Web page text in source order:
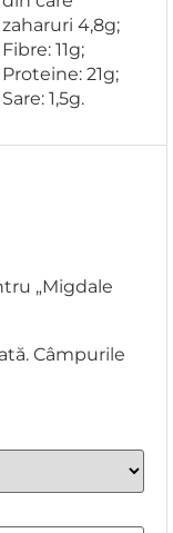
zaharuri 4,8g;
Fibre: 11g;
Proteine: 21g;
Sare: 1,5g.
„Migdale
Câmpurile